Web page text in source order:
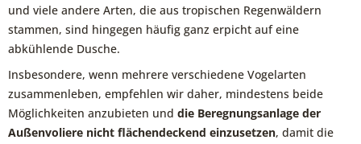
und viele andere Arten, die aus tropischen Regenwäldern
stammen, sind hingegen häufig ganz erpicht auf eine
abkühlende Dusche.
Insbesondere, wenn mehrere verschiedene Vogelarten
zusammenleben, empfehlen wir daher, mindestens beide
Möglichkeiten anzubieten und die Beregnungsanlage der
Außenvoliere nicht flächendeckend einzusetzen, damit die